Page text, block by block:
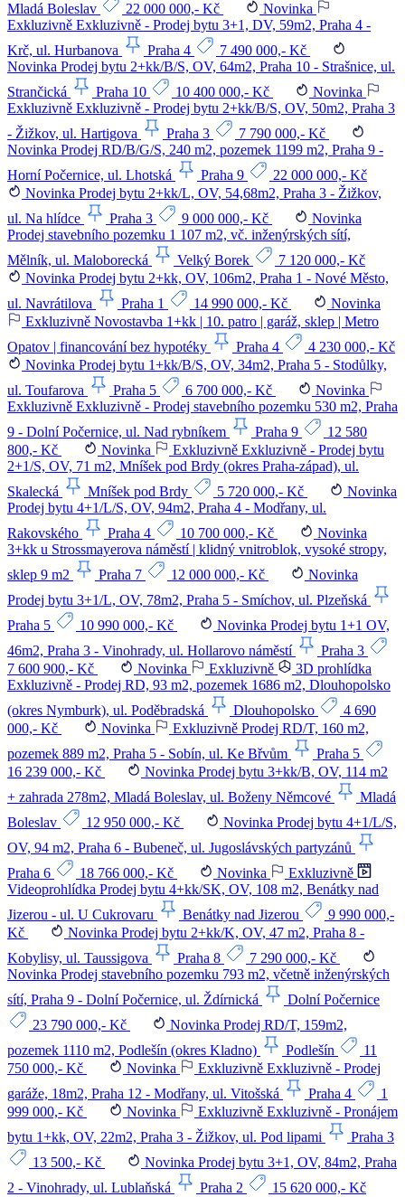
Mladá Boleslav
22 000 000,- Kč
Novinka
Exkluzivně Exkluzivně - Prodej bytu 3+1, DV, 59m2, Praha 4 -
Krč, ul. Hurbanova
Praha 4
7 490 000,- Kč
Novinka Prodej bytu 2+kk/B/S, OV, 64m2, Praha 10 - Strašnice, ul.
Strančická
Praha 10 10 400 000,- Kč
Novinka
Exkluzivně Exkluzivně - Prodej bytu 2+kk/B/S, OV, 50m2, Praha 3
- Žižkov, ul. Hartigova
Praha 3
7 790 000,- Kč
Novinka Prodej RD/B/G/S, 240 m2, pozemek 1199 m2, Praha 9 -
Horní Počernice, ul. Lhotská
Praha 9
22 000 000,- Kč
Novinka Prodej bytu 2+kk/L, OV, 54,68m2, Praha 3 - Žižkov,
ul. Na hlídce
Praha 3 9 000 000,- Kč
Novinka
Prodej stavebního pozemku 1 107 m2, vč. inženýrských sítí,
Mělník, ul. Maloborecká
Velký Borek
7 120 000,- Kč
Novinka Prodej bytu 2+kk, OV, 106m2, Praha 1 - Nové Město,
ul. Navrátilova
Praha 1 14 990 000,- Kč
Novinka
Exkluzivně Novostavba 1+kk | 10. patro | garáž, sklep | Metro
Opatov | financování bez hypotéky
Praha 4
4 230 000,- Kč
Novinka Prodej bytu 1+kk/B/S, OV, 34m2, Praha 5 - Stodůlky,
ul. Toufarova
Praha 5 6 700 000,- Kč
Novinka
Exkluzivně Exkluzivně - Prodej stavebního pozemku 530 m2, Praha
9 - Dolní Počernice, ul. Nad rybníkem
Praha 9
12 580
800,- Kč
Novinka Exkluzivně Exkluzivně - Prodej bytu
2+1/S, OV, 71 m2, Mníšek pod Brdy (okres Praha-západ), ul.
Skalecká
Mníšek pod Brdy 5 720 000,- Kč
Novinka
Prodej bytu 4+1/L/S, OV, 94m2, Praha 4 - Modřany, ul.
Rakovského
Praha 4 10 700 000,- Kč
Novinka
3+kk u Strossmayerova náměstí | klidný vnitroblok, vysoké stropy,
sklep 9 m2
Praha 7 12 000 000,- Kč
Novinka
Prodej bytu 3+1/L, OV, 78m2, Praha 5 - Smíchov, ul. Plzeňská
Praha 5
10 990 000,- Kč Novinka Prodej bytu 1+1 OV,
46m2, Praha 3 - Vinohrady, ul. Hollarovo náměstí
Praha 3
7 600 900,- Kč
Novinka Exkluzivně
3D prohlídka
Exkluzivně - Prodej RD, 93 m2, pozemek 1686 m2, Dlouhopolsko
(okres Nymburk), ul. Poděbradská
Dlouhopolsko
4 690
000,- Kč
Novinka Exkluzivně Prodej RD/T, 160 m2,
pozemek 889 m2, Praha 5 - Sobín, ul. Ke Břvům
Praha 5
16 239 000,- Kč
Novinka Prodej bytu 3+kk/B, OV, 114 m2
+ zahrada 278m2, Mladá Boleslav, ul. Boženy Němcové
Mladá
Boleslav
12 950 000,- Kč Novinka Prodej bytu 4+1/L/S,
OV, 94 m2, Praha 6 - Bubeneč, ul. Jugoslávských partyzánů
Praha 6
18 766 000,- Kč Novinka
Exkluzivně
Videoprohlídka Prodej bytu 4+kk/SK, OV, 108 m2, Benátky nad
Jizerou - ul. U Cukrovaru
Benátky nad Jizerou
9 990 000,-
Kč
Novinka Prodej bytu 2+kk/K, OV, 47 m2, Praha 8 -
Kobylisy, ul. Taussigova
Praha 8
7 290 000,- Kč
Novinka Prodej stavebního pozemku 793 m2, včetně inženýrských
sítí, Praha 9 - Dolní Počernice, ul. Ždírnická
Dolní Počernice
23 790 000,- Kč
Novinka Prodej RD/T, 159m2,
pozemek 1110 m2, Podlešín (okres Kladno)
Podlešín
11
750 000,- Kč
Novinka Exkluzivně Exkluzivně - Prodej
garáže, 18m2, Praha 12 - Modřany, ul. Vitošská
Praha 4
1
999 000,- Kč
Novinka Exkluzivně Exkluzivně - Pronájem
bytu 1+kk, OV, 22m2, Praha 3 - Žižkov, ul. Pod lipami
Praha 3
13 500,- Kč
Novinka Prodej bytu 3+1, OV, 84m2, Praha
2 - Vinohrady, ul. Lublaňská
Praha 2
15 620 000,- Kč